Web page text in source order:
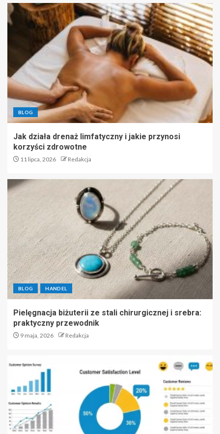
BLOG
Jak działa drenaż limfatyczny i jakie przynosi
korzyści zdrowotne
11 lipca, 2026 Redakcja
BLOG HANDEL
Pielęgnacja biżuterii ze stali chirurgicznej i srebra:
praktyczny przewodnik
9 maja, 2026 Redakcja